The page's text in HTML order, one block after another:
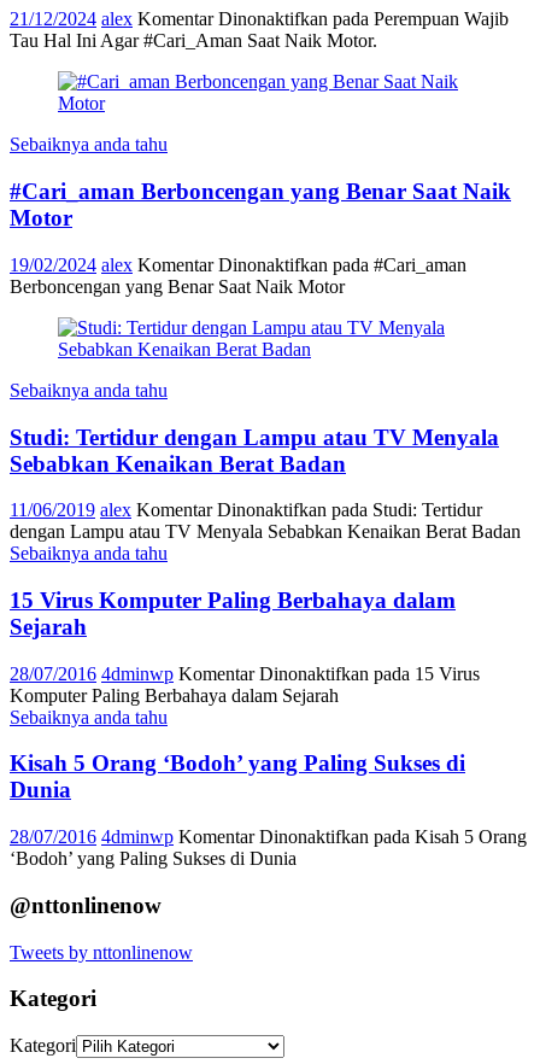
21/12/2024 alex Komentar Dinonaktifkan pada Perempuan Wajib
Tau Hal Ini Agar #Cari_Aman Saat Naik Motor.
Sebaiknya anda tahu
#Cari_aman Berboncengan yang Benar Saat Naik
Motor
19/02/2024 alex Komentar Dinonaktifkan pada #Cari_aman
Berboncengan yang Benar Saat Naik Motor
Sebaiknya anda tahu
Studi: Tertidur dengan Lampu atau TV Menyala
Sebabkan Kenaikan Berat Badan
11/06/2019 alex Komentar Dinonaktifkan pada Studi: Tertidur
dengan Lampu atau TV Menyala Sebabkan Kenaikan Berat Badan
Sebaiknya anda tahu
15 Virus Komputer Paling Berbahaya dalam
Sejarah
28/07/2016 4dminwp Komentar Dinonaktifkan pada 15 Virus
Komputer Paling Berbahaya dalam Sejarah
Sebaiknya anda tahu
Kisah 5 Orang ‘Bodoh’ yang Paling Sukses di
Dunia
28/07/2016 4dminwp Komentar Dinonaktifkan pada Kisah 5 Orang
‘Bodoh’ yang Paling Sukses di Dunia
@nttonlinenow
Tweets by nttonlinenow
Kategori
Kategori